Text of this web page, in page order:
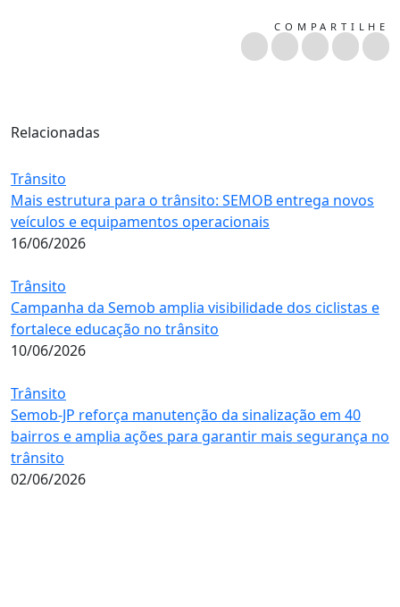
COMPARTILHE
Relacionadas
Trânsito
Mais estrutura para o trânsito: SEMOB entrega novos
veículos e equipamentos operacionais
16/06/2026
Trânsito
Campanha da Semob amplia visibilidade dos ciclistas e
fortalece educação no trânsito
10/06/2026
Trânsito
Semob-JP reforça manutenção da sinalização em 40
bairros e amplia ações para garantir mais segurança no
trânsito
02/06/2026